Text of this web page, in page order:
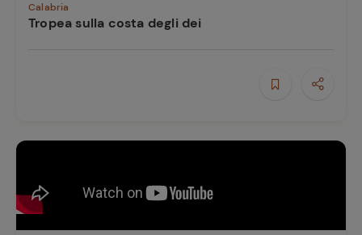
Calabria
Tropea sulla costa degli dei